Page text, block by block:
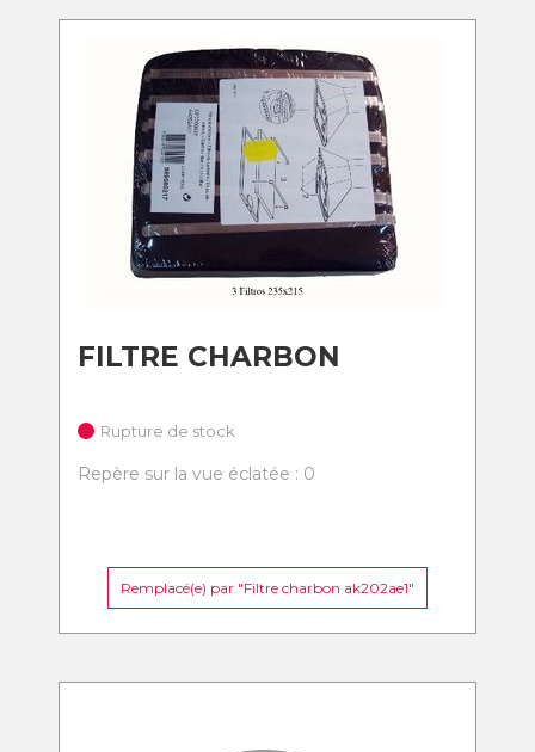
FILTRE CHARBON
Rupture de stock
Repère sur la vue éclatée : 0
Remplacé(e) par "Filtre charbon ak202ae1"